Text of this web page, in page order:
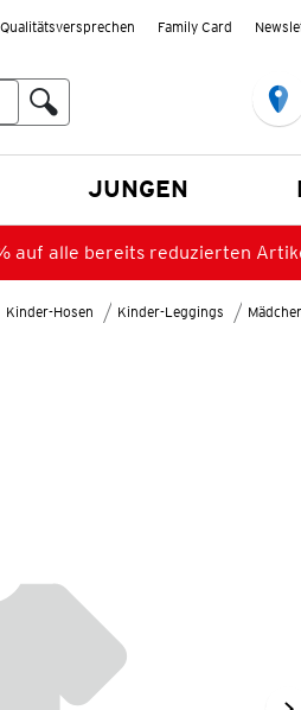
Qualitätsversprechen Family Card
JUNGEN
auf alle bereits reduzierten
Kinder-Hosen Kinder-Leggings